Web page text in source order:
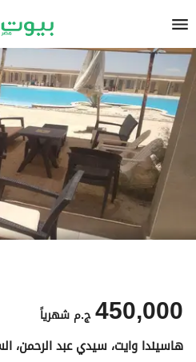
ج.م450,000 شهرياً
هاسيندا وايت، سيدي عبد الرحمن،